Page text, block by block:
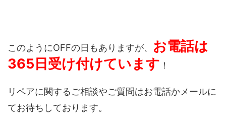
このようにOFFの日もありますが、 お電話は
365日受け付けています ！
リペアに関するご相談やご質問はお電話かメールに
てお待ちしております。